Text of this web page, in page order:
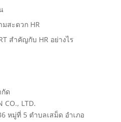
สะดวก HR
สำคัญกับ HR อย่างไร
ด
CO., LTD.
หมู่ที่ 5 ตำบลเสม็ด อำเภอ